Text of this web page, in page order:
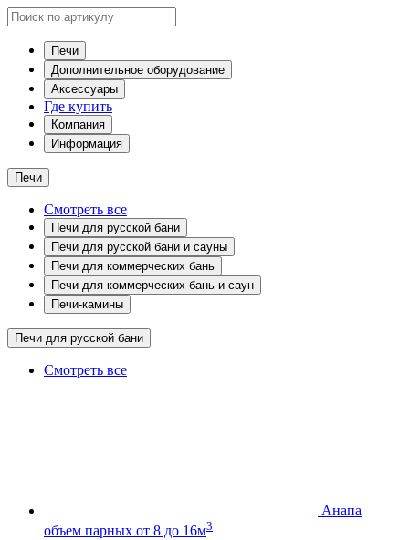
Печи
Дополнительное оборудование
Аксессуары
Где купить
Компания
Информация
Печи
Смотреть все
Печи для русской бани
Печи для русской бани и сауны
Печи для коммерческих бань
Печи для коммерческих бань и саун
Печи-камины
Печи для русской бани
Смотреть все
Анапа
объем парных от 8 до 16м3